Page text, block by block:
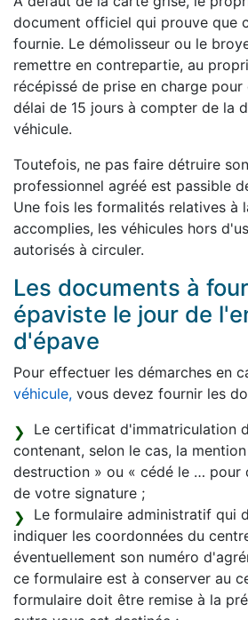
document officiel qui prouve que
fournie. Le démolisseur ou le
remettre en contrepartie, au
récépissé de prise en charge
délai de 15 jours à compter de la
véhicule.
Toutefois, ne pas faire détruire
professionnel agréé est passible
Une fois les formalités relatives à
accomplies, les véhicules hors
autorisés à circuler.
Les documents à
épaviste le jour de
d'épave
Pour effectuer les démarches en
véhicule, vous devez fournir les
Le certificat d'immatriculation
contenant, selon le cas, la
destruction » ou « cédé le … pour
de votre signature ;
Le formulaire administratif qui
indiquer les coordonnées du
éventuellement son numéro
ce formulaire est à conserver au
formulaire doit être remise à la